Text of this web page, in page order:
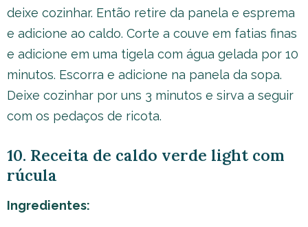
deixe cozinhar. Então retire da panela e esprema
e adicione ao caldo. Corte a couve em fatias finas
e adicione em uma tigela com água gelada por 10
minutos. Escorra e adicione na panela da sopa.
Deixe cozinhar por uns 3 minutos e sirva a seguir
com os pedaços de ricota.
10. Receita de caldo verde light com
rúcula
Ingredientes: